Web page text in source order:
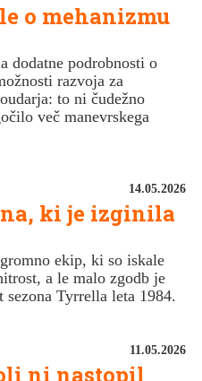
o mehanizmu
dodatne podrobnosti o
razvoja za
to ni čudežno
več manevrskega
14.05.2026
ki je izginila
ekip, ki so iskale
a le malo zgodb je
Tyrrella leta 1984.
11.05.2026
ni nastopil